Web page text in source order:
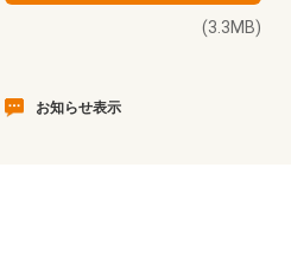
(3.3MB)
お知らせ表示